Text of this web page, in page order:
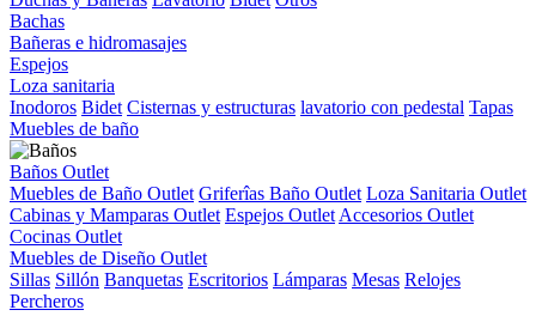
Bachas
Bañeras e hidromasajes
Espejos
Loza sanitaria
Inodoros Bidet Cisternas y estructuras lavatorio con pedestal Tapas
Muebles de baño
Baños Outlet
Muebles de Baño Outlet Griferîas Baño Outlet Loza Sanitaria Outlet
Cabinas y Mamparas Outlet Espejos Outlet Accesorios Outlet
Cocinas Outlet
Muebles de Diseño Outlet
Sillas Sillón Banquetas Escritorios Lámparas Mesas Relojes
Percheros